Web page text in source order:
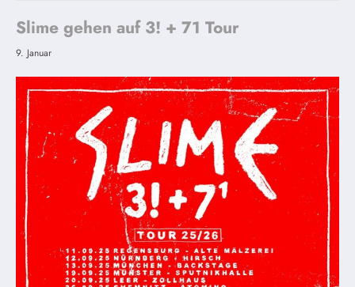
Slime gehen auf 3! + 71 Tour
9. Januar